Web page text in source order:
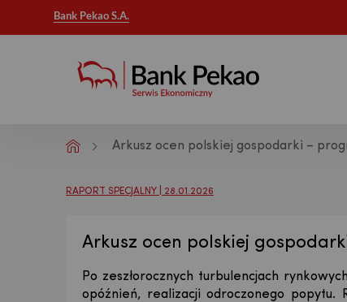
Bank Pekao S.A.
Analizy makroekonomiczne -
Arkusz ocen polskiej gospodarki –
RAPORT SPECJALNY | 28.01.2026
Arkusz ocen polskiej
Po zeszłorocznych turbulencjach
opóźnień, realizacji odroczonego